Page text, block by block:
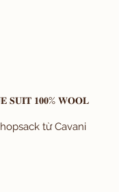
𝐒𝐔𝐈𝐓 𝟏𝟎𝟎% 𝐖𝐎𝐎𝐋
từ Cavani